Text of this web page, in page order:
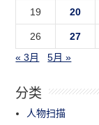
19 20
26 27
« 3月
5月 »
分类
人物扫描